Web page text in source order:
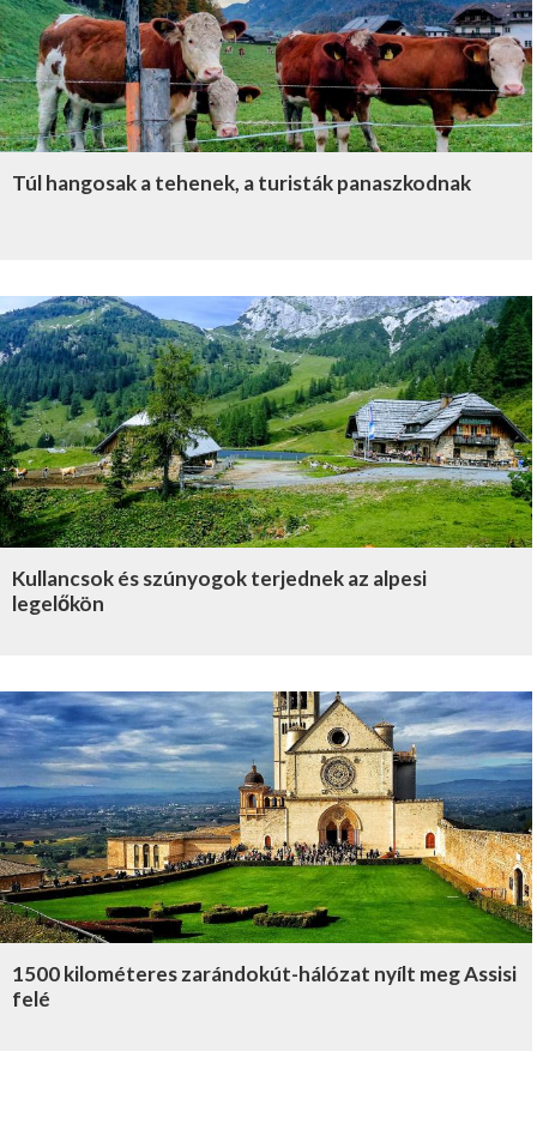
Túl hangosak a tehenek, a turisták panaszkodnak
Kullancsok és szúnyogok terjednek az alpesi
legelőkön
1500 kilométeres zarándokút-hálózat nyílt meg Assisi
felé